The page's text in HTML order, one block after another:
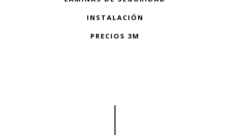
INSTALACIÓN
PRECIOS 3M